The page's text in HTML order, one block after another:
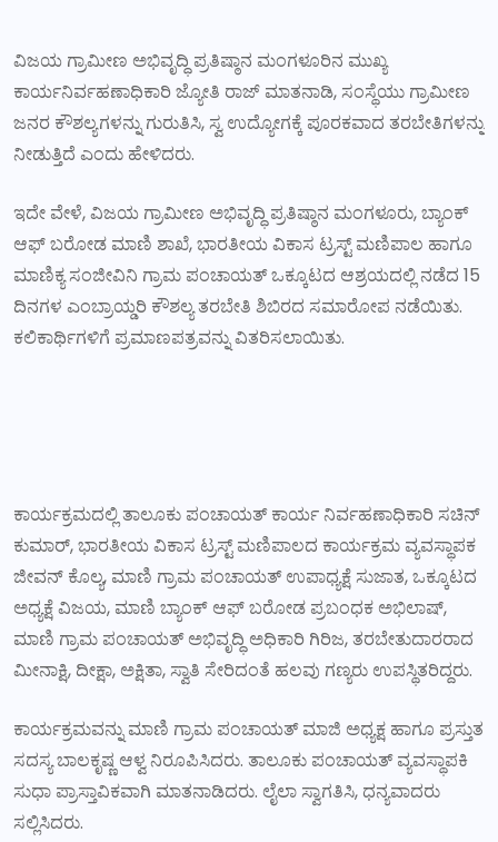
ವಿಜಯ ಗ್ರಾಮೀಣ ಅಭಿವೃದ್ಧಿ ಪ್ರತಿಷ್ಠಾನ ಮಂಗಳೂರಿನ ಮುಖ್ಯ
ಕಾರ್ಯನಿರ್ವಹಣಾಧಿಕಾರಿ ಜ್ಯೋತಿ ರಾಜ್ ಮಾತನಾಡಿ, ಸಂಸ್ಥೆಯು ಗ್ರಾಮೀಣ
ಜನರ ಕೌಶಲ್ಯಗಳನ್ನು ಗುರುತಿಸಿ, ಸ್ವ ಉದ್ಯೋಗಕ್ಕೆ ಪೂರಕವಾದ ತರಬೇತಿಗಳನ್ನು
ನೀಡುತ್ತಿದೆ ಎಂದು ಹೇಳಿದರು.
ಇದೇ ವೇಳೆ, ವಿಜಯ ಗ್ರಾಮೀಣ ಅಭಿವೃದ್ಧಿ ಪ್ರತಿಷ್ಠಾನ ಮಂಗಳೂರು, ಬ್ಯಾಂಕ್
ಆಫ್ ಬರೋಡ ಮಾಣಿ ಶಾಖೆ, ಭಾರತೀಯ ವಿಕಾಸ ಟ್ರಸ್ಟ್ ಮಣಿಪಾಲ ಹಾಗೂ
ಮಾಣಿಕ್ಯ ಸಂಜೀವಿನಿ ಗ್ರಾಮ ಪಂಚಾಯತ್‌ ಒಕ್ಕೂಟದ ಆಶ್ರಯದಲ್ಲಿ ನಡೆದ 15
ದಿನಗಳ ಎಂಬ್ರಾಯ್ಡರಿ ಕೌಶಲ್ಯ ತರಬೇತಿ ಶಿಬಿರದ ಸಮಾರೋಪ ನಡೆಯಿತು.
ಕಲಿಕಾರ್ಥಿಗಳಿಗೆ ಪ್ರಮಾಣಪತ್ರವನ್ನು ವಿತರಿಸಲಾಯಿತು.
ಕಾರ್ಯಕ್ರಮದಲ್ಲಿ ತಾಲೂಕು ಪಂಚಾಯತ್ ಕಾರ್ಯ ನಿರ್ವಹಣಾಧಿಕಾರಿ ಸಚಿನ್
ಕುಮಾರ್, ಭಾರತೀಯ ವಿಕಾಸ ಟ್ರಸ್ಟ್ ಮಣಿಪಾಲದ ಕಾರ್ಯಕ್ರಮ ವ್ಯವಸ್ಥಾಪಕ
ಜೀವನ್ ಕೊಲ್ಯ, ಮಾಣಿ ಗ್ರಾಮ ಪಂಚಾಯತ್ ಉಪಾಧ್ಯಕ್ಷೆ ಸುಜಾತ, ಒಕ್ಕೂಟದ
ಅಧ್ಯಕ್ಷೆ ವಿಜಯ, ಮಾಣಿ ಬ್ಯಾಂಕ್ ಆಫ್ ಬರೋಡ ಪ್ರಬಂಧಕ ಅಭಿಲಾಷ್,
ಮಾಣಿ ಗ್ರಾಮ ಪಂಚಾಯತ್ ಅಭಿವೃದ್ಧಿ ಅಧಿಕಾರಿ ಗಿರಿಜ, ತರಬೇತುದಾರರಾದ
ಮೀನಾಕ್ಷಿ, ದೀಕ್ಷಾ, ಅಕ್ಷಿತಾ, ಸ್ವಾತಿ ಸೇರಿದಂತೆ ಹಲವು ಗಣ್ಯರು ಉಪಸ್ಥಿತರಿದ್ದರು.
ಕಾರ್ಯಕ್ರಮವನ್ನು ಮಾಣಿ ಗ್ರಾಮ ಪಂಚಾಯತ್ ಮಾಜಿ ಅಧ್ಯಕ್ಷ ಹಾಗೂ ಪ್ರಸ್ತುತ
ಸದಸ್ಯ ಬಾಲಕೃಷ್ಣ ಆಳ್ವ ನಿರೂಪಿಸಿದರು. ತಾಲೂಕು ಪಂಚಾಯತ್ ವ್ಯವಸ್ಥಾಪಕಿ
ಸುಧಾ ಪ್ರಾಸ್ತಾವಿಕವಾಗಿ ಮಾತನಾಡಿದರು. ಲೈಲಾ ಸ್ವಾಗತಿಸಿ, ಧನ್ಯವಾದರು
ಸಲ್ಲಿಸಿದರು.